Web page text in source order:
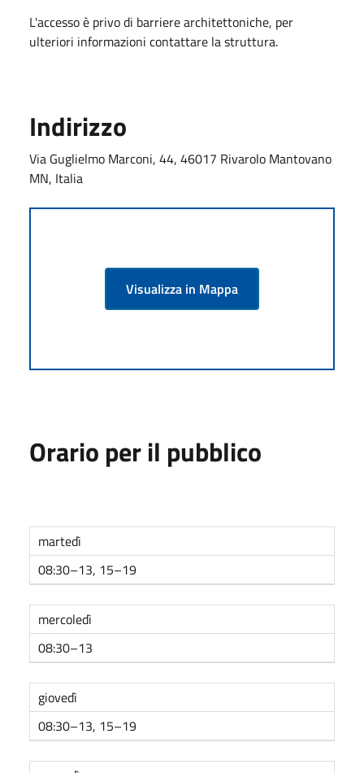
L'accesso è privo di barriere architettoniche, per
ulteriori informazioni contattare la struttura.
Indirizzo
Via Guglielmo Marconi, 44, 46017 Rivarolo Mantovano
MN, Italia
Visualizza in Mappa
Orario per il pubblico
martedì
08:30–13, 15–19
mercoledì
08:30–13
giovedì
08:30–13, 15–19